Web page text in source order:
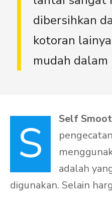
dibersihkan
kotoran
mudah
S Self
adalah
digunakan. Selain